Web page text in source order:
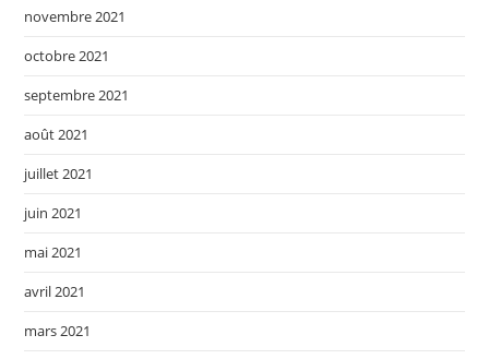
novembre 2021
octobre 2021
septembre 2021
août 2021
juillet 2021
juin 2021
mai 2021
avril 2021
mars 2021